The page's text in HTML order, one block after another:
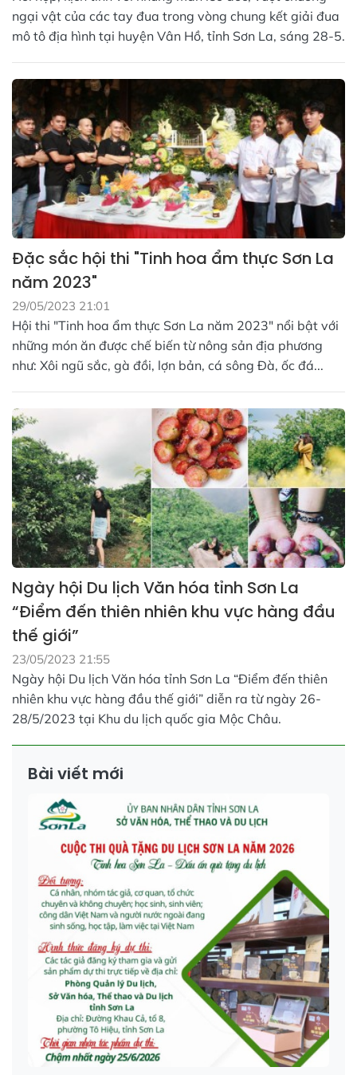
ngại vật của các tay đua trong vòng chung kết giải đua
mô tô địa hình tại huyện Vân Hồ, tỉnh Sơn La, sáng 28-5.
Đặc sắc hội thi "Tinh hoa ẩm thực Sơn La
năm 2023"
29/05/2023 21:01
Hội thi "Tinh hoa ẩm thực Sơn La năm 2023" nổi bật với
những món ăn được chế biến từ nông sản địa phương
như: Xôi ngũ sắc, gà đồi, lợn bản, cá sông Đà, ốc đá...
Ngày hội Du lịch Văn hóa tỉnh Sơn La
“Điểm đến thiên nhiên khu vực hàng đầu
thế giới”
23/05/2023 21:55
Ngày hội Du lịch Văn hóa tỉnh Sơn La “Điểm đến thiên
nhiên khu vực hàng đầu thế giới” diễn ra từ ngày 26-
28/5/2023 tại Khu du lịch quốc gia Mộc Châu.
Bài viết mới